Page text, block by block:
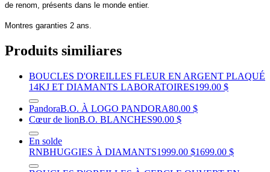
de renom, présents dans le monde entier.
Montres garanties 2 ans.
Produits similiares
BOUCLES D'OREILLES FLEUR EN ARGENT PLAQUÉ
14KJ ET DIAMANTS LABORATOIRES199.00 $
PandoraB.O. À LOGO PANDORA80.00 $
Cœur de lionB.O. BLANCHES90.00 $
En solde
RNBHUGGIES À DIAMANTS1999.00 $1699.00 $